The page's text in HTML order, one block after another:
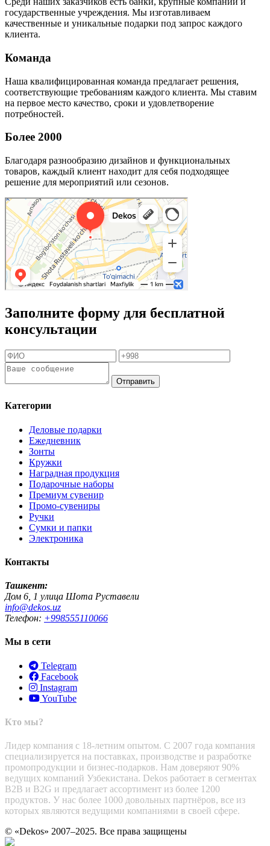
государственные учреждения. Мы изготавливаем
качественные и уникальные подарки под запрос каждого
клиента.
Команда
Наша квалифицированная команда предлагает решения,
соответствующие требованиям каждого клиента. Мы ставим
на первое место качество, сроки и удовлетворение
потребностей.
Более 2000
Благодаря разнообразию дизайнов и функциональных
товаров, каждый клиент находит для себя подходящее
решение для мероприятий или сезонов.
Заполните форму для бесплатной
консультации
Отправить
Категории
Деловые подарки
Ежедневник
Зонты
Кружки
Наградная продукция
Подарочные наборы
Премиум сувенир
Промо-сувениры
Ручки
Сумки и папки
Электроника
Контакты
Ташкент:
Дом 6, 1 улица Шота Руставели
info@dekos.uz
Телефон: +998555110066
Мы в сети
Telegram
Facebook
Instagram
YouTube
Кто мы?
Лидер компания с 18-летним опытом. С 2007 года компания
специализируется на поставках, производстве и разработке
промопродукции и бизнес-подарков. Нам доверяют 90%
ведущих компаний Узбекистана. Dekos работает в сегментах
B2B и B2G и предлагает ассортимент из более 1200
продуктов. У нас более 1000 довольных партнёров, все из
которых являются ведущими компаниями в своей сфере.
© «Dekos» 2007–2025. Все права защищены